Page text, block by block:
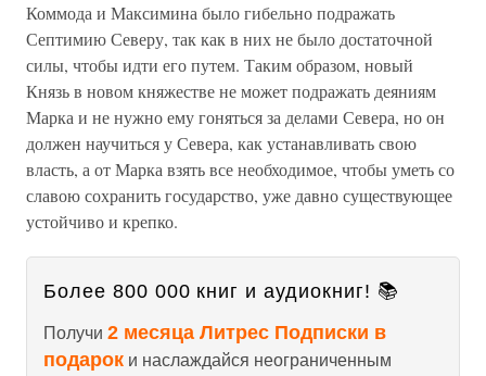
Коммода и Максимина было гибельно подражать
Септимию Северу, так как в них не было достаточной
силы, чтобы идти его путем. Таким образом, новый
Князь в новом княжестве не может подражать деяниям
Марка и не нужно ему гоняться за делами Севера, но он
должен научиться у Севера, как устанавливать свою
власть, а от Марка взять все необходимое, чтобы уметь со
славою сохранить государство, уже давно существующее
устойчиво и крепко.
Более 800 000 книг и аудиокниг! 📚
Получи 2 месяца Литрес Подписки в
подарок и наслаждайся неограниченным